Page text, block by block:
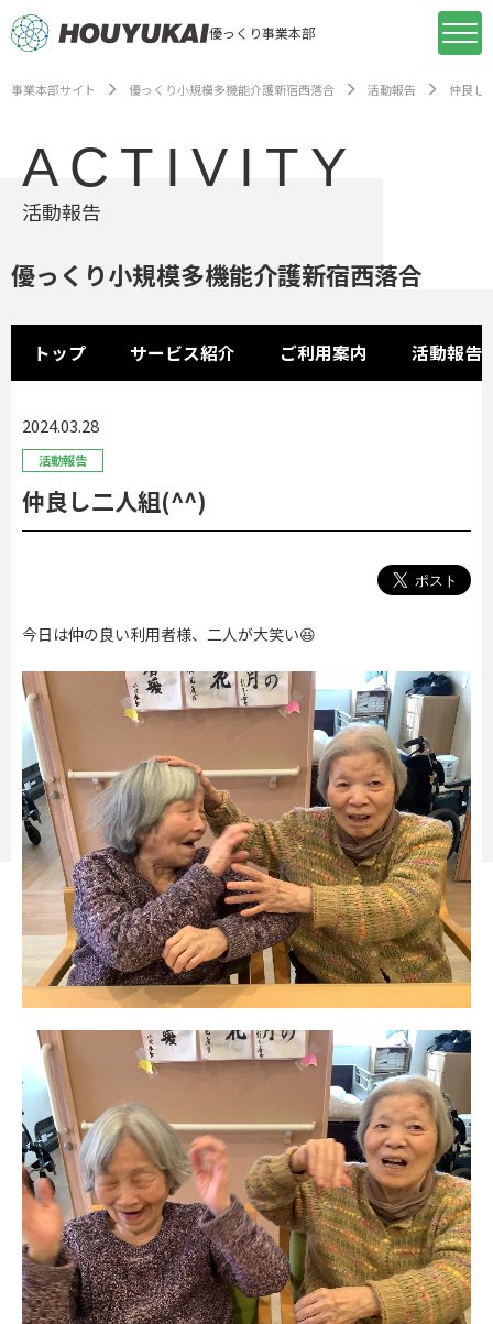
優っくり事業本部
事業本部サイト 優っくり小規模多機能介護新宿西落合 活動報告 仲良し
ACTIVITY
活動報告
優っくり小規模多機能介護新宿西落合
トップ サービス紹介 ご利用案内 活動報告
2024.03.28
活動報告
仲良し二人組(^^)
今日は仲の良い利用者様、二人が大笑い😆